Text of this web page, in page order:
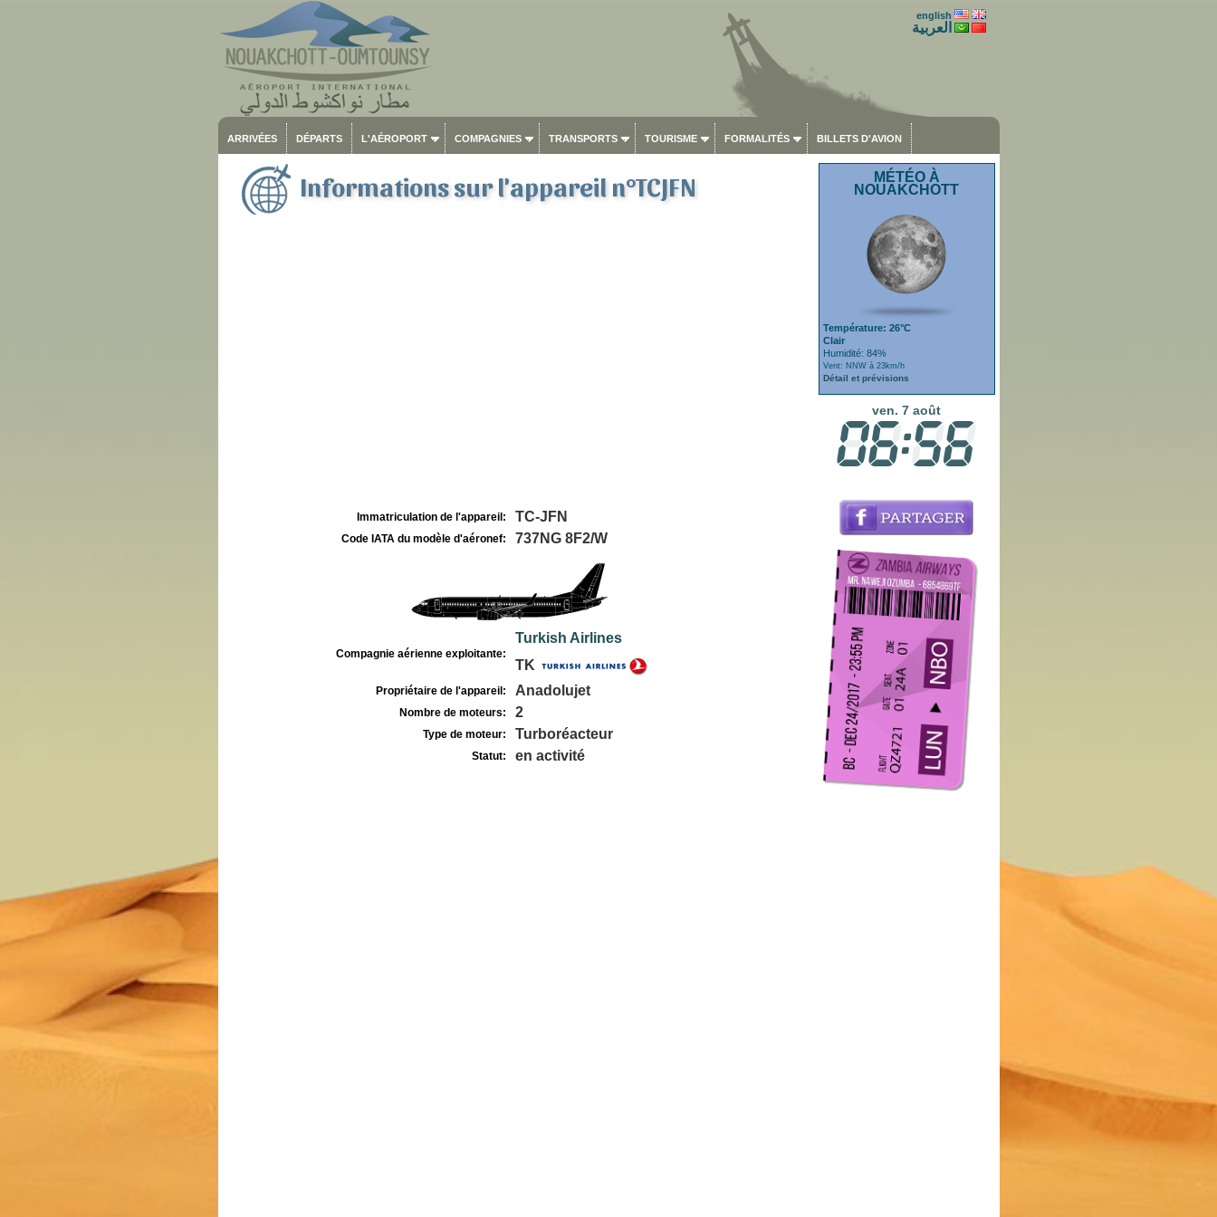
english
العربية
ARRIVÉES DÉPARTS L'AÉROPORT COMPAGNIES TRANSPORTS TOURISME FORMALITÉS BILLETS D'AVION
Informations sur l'appareil n°TCJFN
Immatriculation de l'appareil: TC-JFN
Code IATA du modèle d'aéronef: 737NG 8F2/W
Compagnie aérienne exploitante:
Turkish Airlines
TK
Propriétaire de l'appareil: Anadolujet
Nombre de moteurs: 2
Type de moteur: Turboréacteur
Statut: en activité
MÉTÉO À
NOUAKCHOTT
Température: 26°C
Clair
Humidité: 84%
Vent: NNW à 23km/h
Détail et prévisions
ven. 7 août